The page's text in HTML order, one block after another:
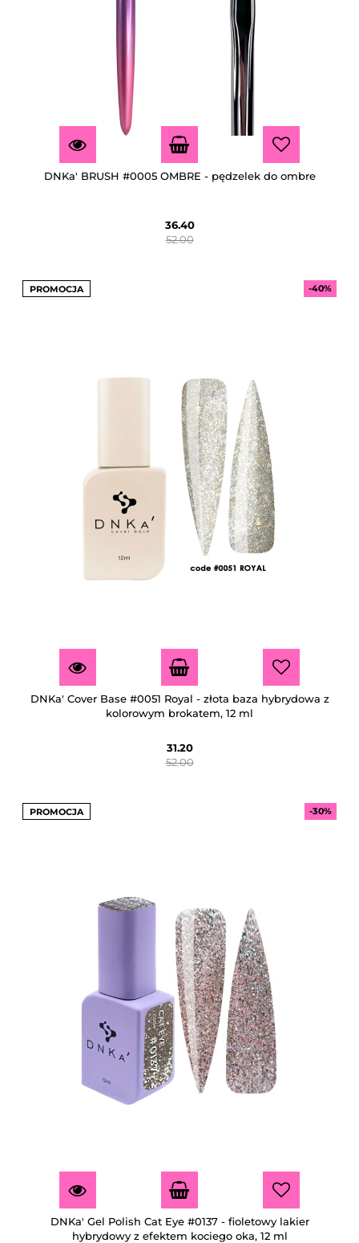
DNKa' BRUSH #0005 OMBRE - pędzelek do ombre
36.40
52.00
PROMOCJA
DNKa' Cover Base #0051 Royal - złota baza hybrydowa z
kolorowym brokatem, 12 ml
31.20
-40%
52.00
PROMOCJA
DNKa' Gel Polish Cat Eye #0137 - fioletowy lakier
hybrydowy z efektem kociego oka, 12 ml
-30%